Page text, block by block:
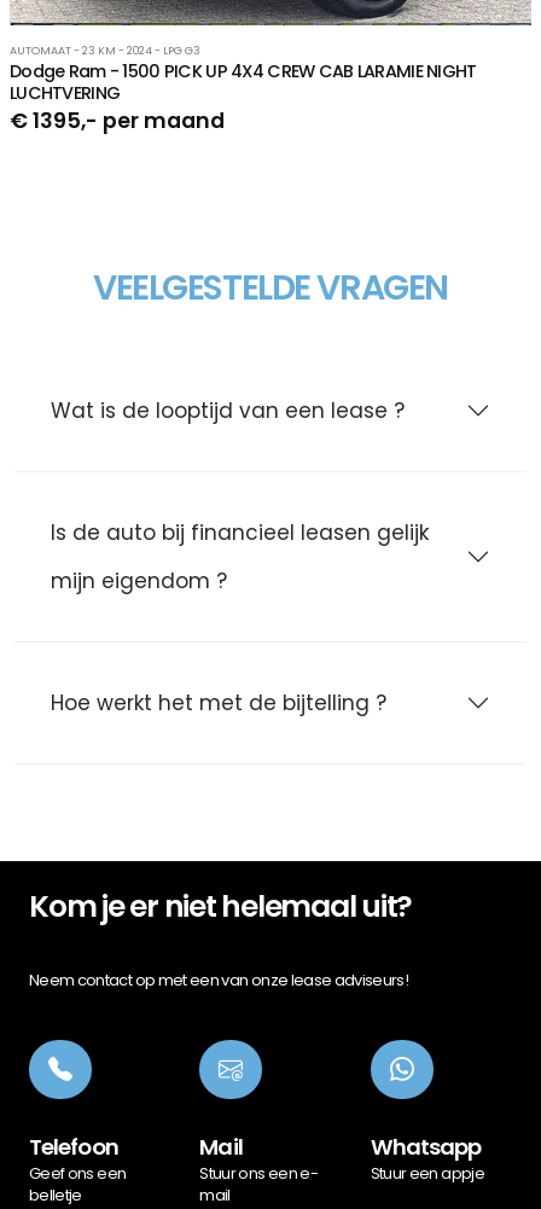
AUTOMAAT - 23 KM - 2024 - LPG G3
Dodge Ram - 1500 PICK UP 4X4 CREW CAB LARAMIE NIGHT
LUCHTVERING
€ 1395,- per maand
VEELGESTELDE VRAGEN
Wat is de looptijd van een lease ?
Is de auto bij financieel leasen gelijk
mijn eigendom ?
Hoe werkt het met de bijtelling ?
Kom je er niet helemaal uit?
Neem contact op met een van onze lease adviseurs!
Telefoon
Geef ons een
belletje
Mail
Stuur ons een e-
mail
Whatsapp
Stuur een appje